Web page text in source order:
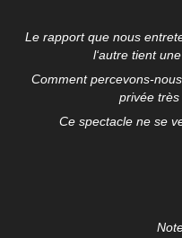
Le rapport que nous
l‘autre tient
Comment percevons-
privée très
Ce spectacle ne se